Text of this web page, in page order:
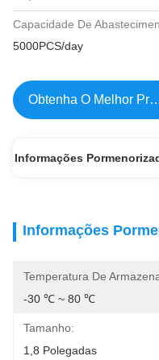
Capacidade De
5000PCS/day
Obtenha O Melhor
Informações
Informações
Temperatura De
-30 ℃ ~ 80 ℃
Tamanho:
1,8 Polegadas